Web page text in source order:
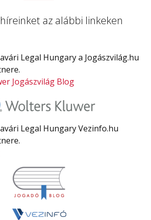
az alábbi linkeken
Legal Hungary a Jogászvilág.hu
Jogászvilág Blog
Legal Hungary Vezinfo.hu